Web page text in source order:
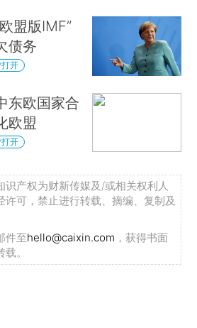
盟版IMF”
债务
开
东欧国家合
欧盟
开
识产权为财新传媒及/或相关权利人
许可，禁止进行转载、摘编、复制及
件至hello@caixin.com ，获得书面
。